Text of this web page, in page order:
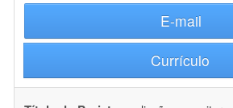
E-mail
Currículo